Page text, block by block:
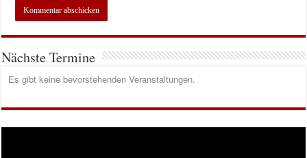
Nächste Termine
Es gibt keine bevorstehenden Veranstaltungen.